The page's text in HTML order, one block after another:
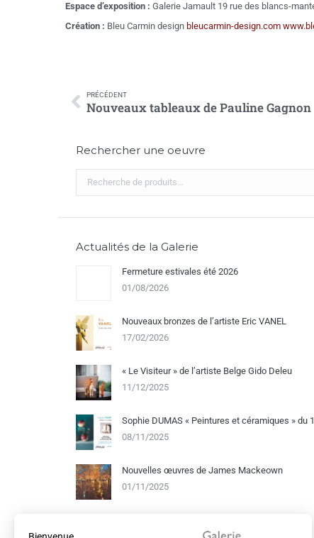
Espace d’exposition : Galerie Jamault 19 rue des blancs-
Création : Bleu Carmin design bleucarmin-design.com
PRÉCÉDENT
Nouveaux tableaux de Pauline Gagnon
Rechercher une oeuvre
Actualités de la Galerie
Fermeture estivales été 2026
01/08/2026
Nouveaux bronzes de l’artiste Eric VANEL
17/02/2026
« Le Visiteur » de l’artiste Belge Gido Deleu
11/12/2025
Sophie DUMAS « Peintures et céramiques » du
08/11/2025
Nouvelles œuvres de James Mackeown
01/11/2025